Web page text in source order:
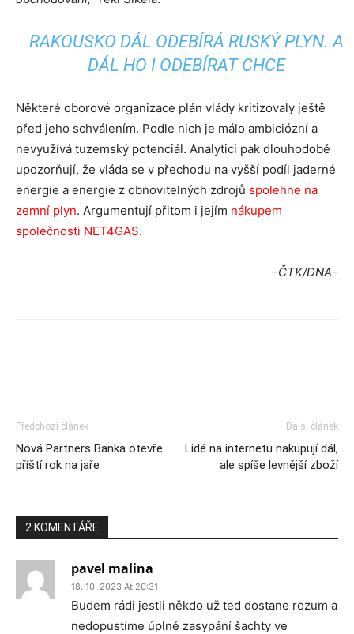
RAKOUSKO DÁL ODEBÍRÁ RUSKÝ PLYN. A
DÁL HO I ODEBÍRAT CHCE
Některé oborové organizace plán vlády kritizovaly ještě
před jeho schválením. Podle nich je málo ambiciózní a
nevyužívá tuzemský potenciál. Analytici pak dlouhodobě
upozorňují, že vláda se v přechodu na vyšší podíl jaderné
energie a energie z obnovitelných zdrojů spolehne na
zemní plyn. Argumentují přitom i jejím nákupem
společnosti NET4GAS.
–ČTK/DNA–
Předchozí článek
Nová Partners Banka otevře
příští rok na jaře
Další článek
Lidé na internetu nakupují dál,
ale spíše levnější zboží
2 KOMENTÁŘE
pavel malina
18. 10. 2023 At 20:31
Budem rádi jestli někdo už ted dostane rozum a
nedopustíme úplné zasypání šachty ve